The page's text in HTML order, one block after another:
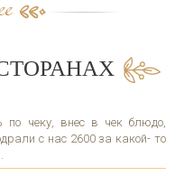
по чеку, внес в чек блюдо,
с нас 2600 за какой- то